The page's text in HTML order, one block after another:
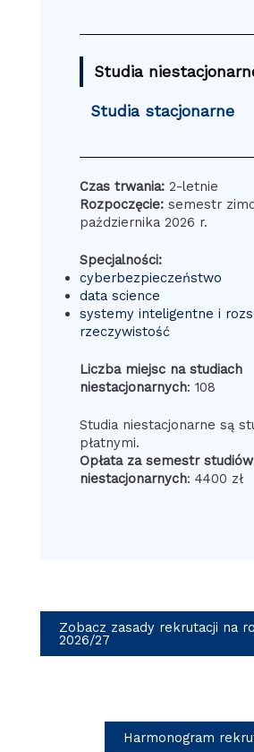
Studia
Studia stacjonarne
Czas trwania:2-letnie
Rozpoczęcie:semestr
października 2026 r.
Specjalności:
cyberbezpieczeństwo
data science
systemy inteligentne i
rzeczywistość
Liczba miejsc na studiach
niestacjonarnych: 108
Studia niestacjonarne są
płatnymi.
Opłata za semestr studiów
niestacjonarnych: 4400 zł
Zobacz zasady rekrutacji na
2026/27
Harmonogram